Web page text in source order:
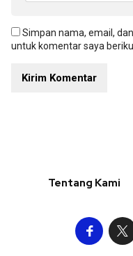
Simpan nama, email,
untuk komentar saya
Tentang Kami